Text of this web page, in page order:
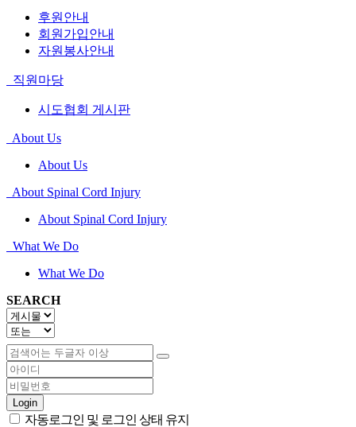
후원안내
회원가입안내
자원봉사안내
직원마당
시도협회 게시판
About Us
About Us
About Spinal Cord Injury
About Spinal Cord Injury
What We Do
What We Do
SEARCH
Login
자동로그인 및 로그인 상태 유지